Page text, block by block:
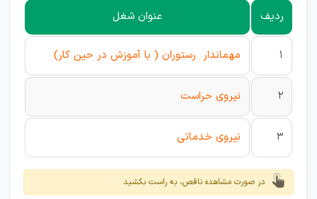
ردیف عنوان شغل
1 مهماندار رستوران ( با آموزش در حین کار)
2 نیروی حراست
3 نیروی خدماتی
در صورت مشاهده ناقص، به راست بکشید